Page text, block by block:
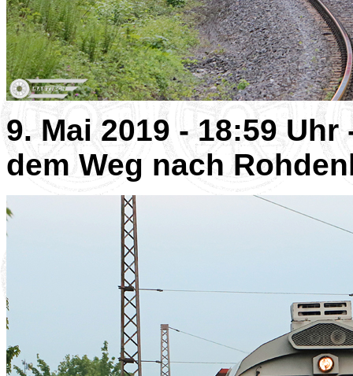
9. Mai 2019 - 18:59
dem Weg nach